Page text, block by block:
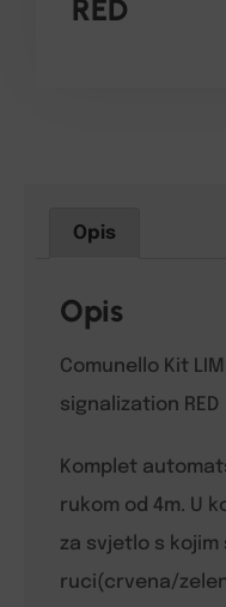
RED
Opis
Opis
Comunello Kit
signalization RED
Komplet
rukom od 4m. U
za svjetlo s
ruci(crvena/